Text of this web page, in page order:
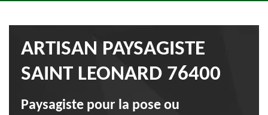
ARTISAN PAYSAGISTE
SAINT LEONARD 76400
Paysagiste pour la pose ou